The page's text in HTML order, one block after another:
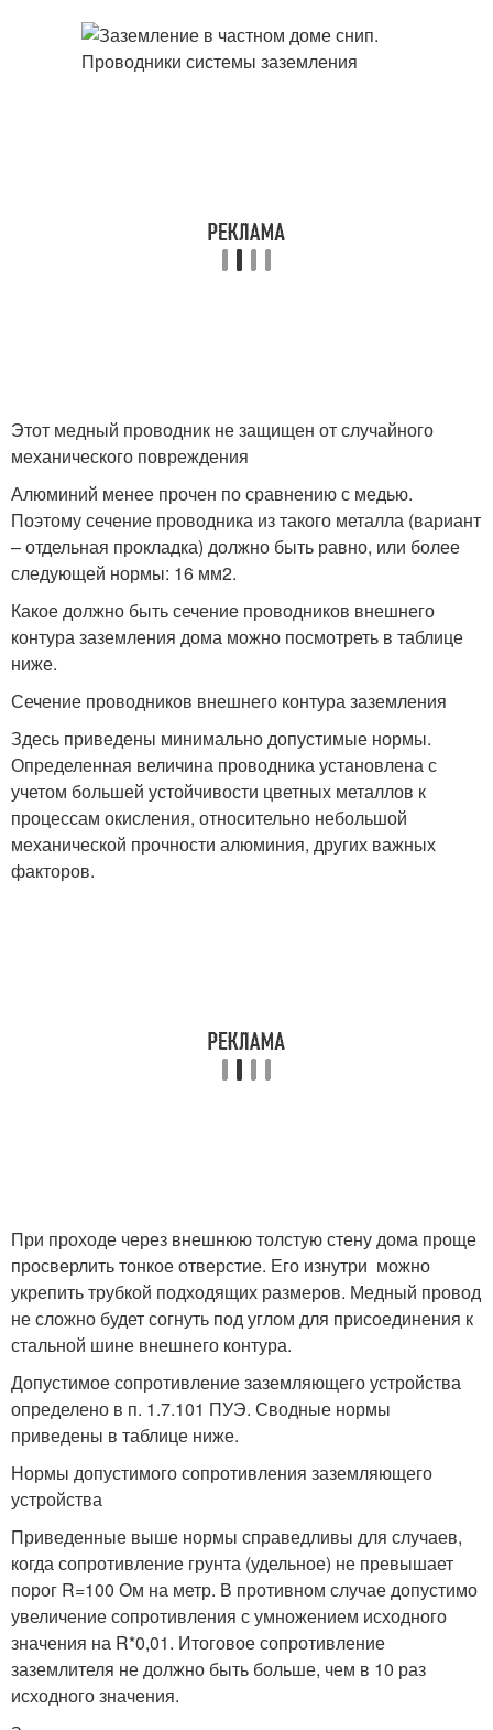
Этот медный проводник не защищен от случайного
механического повреждения
Алюминий менее прочен по сравнению с медью.
Поэтому сечение проводника из такого металла (вариант
– отдельная прокладка) должно быть равно, или более
следующей нормы: 16 мм2.
Какое должно быть сечение проводников внешнего
контура заземления дома можно посмотреть в таблице
ниже.
Сечение проводников внешнего контура заземления
Здесь приведены минимально допустимые нормы.
Определенная величина проводника установлена с
учетом большей устойчивости цветных металлов к
процессам окисления, относительно небольшой
механической прочности алюминия, других важных
факторов.
При проходе через внешнюю толстую стену дома проще
просверлить тонкое отверстие. Его изнутри можно
укрепить трубкой подходящих размеров. Медный провод
не сложно будет согнуть под углом для присоединения к
стальной шине внешнего контура.
Допустимое сопротивление заземляющего устройства
определено в п. 1.7.101 ПУЭ. Сводные нормы
приведены в таблице ниже.
Нормы допустимого сопротивления заземляющего
устройства
Приведенные выше нормы справедливы для случаев,
когда сопротивление грунта (удельное) не превышает
порог R=100 Ом на метр. В противном случае допустимо
увеличение сопротивления с умножением исходного
значения на R*0,01. Итоговое сопротивление
заземлителя не должно быть больше, чем в 10 раз
исходного значения.